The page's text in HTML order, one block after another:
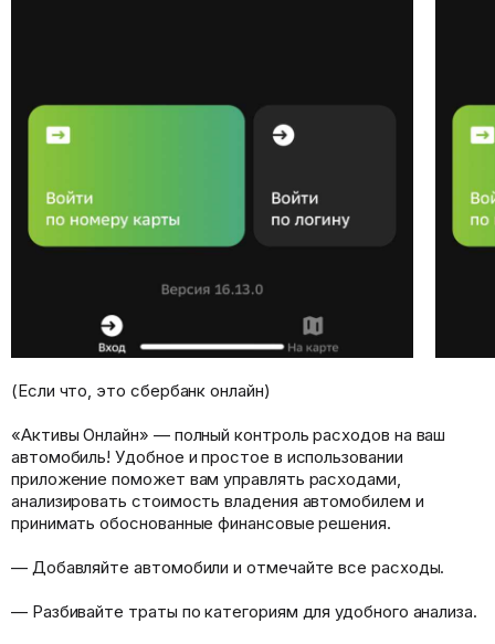
(Если что, это сбербанк онлайн)
«Активы Онлайн» — полный контроль расходов на ваш
автомобиль! Удобное и простое в использовании
приложение поможет вам управлять расходами,
анализировать стоимость владения автомобилем и
принимать обоснованные финансовые решения.
— Добавляйте автомобили и отмечайте все расходы.
— Разбивайте траты по категориям для удобного анализа.